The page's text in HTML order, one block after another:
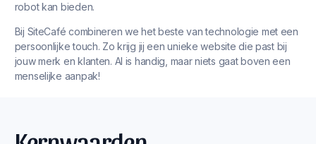
robot kan bieden.
Bij SiteCafé combineren we het beste van technologie met een
persoonlijke touch. Zo krijg jij een unieke website die past bij
jouw merk en klanten. AI is handig, maar niets gaat boven een
menselijke aanpak!